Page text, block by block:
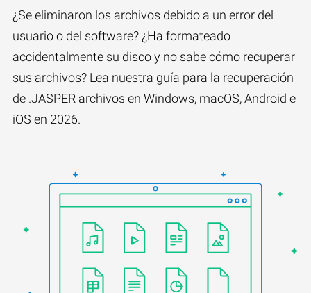
¿Se eliminaron los archivos debido a un error del
usuario o del software? ¿Ha formateado
accidentalmente su disco y no sabe cómo recuperar
sus archivos? Lea nuestra guía para la recuperación
de .JASPER archivos en Windows, macOS, Android e
iOS en 2026.